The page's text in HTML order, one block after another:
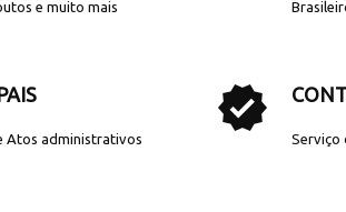
e muito mais
Atos administrativos
verified
Serviço